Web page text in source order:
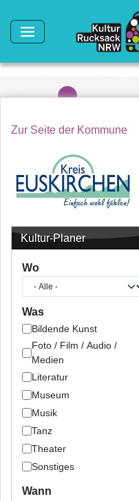
Zur Seite der Kommune
Kultur-Planer
Wo
Was
Bildende Kunst
Foto / Film / Audio /
Medien
Literatur
Museum
Musik
Tanz
Theater
Sonstiges
Wann